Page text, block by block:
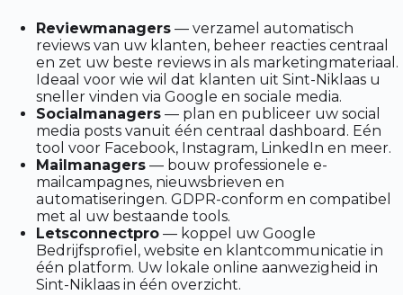
Reviewmanagers — verzamel automatisch
reviews van uw klanten, beheer reacties centraal
en zet uw beste reviews in als marketingmateriaal.
Ideaal voor wie wil dat klanten uit Sint-Niklaas u
sneller vinden via Google en sociale media.
Socialmanagers — plan en publiceer uw social
media posts vanuit één centraal dashboard. Eén
tool voor Facebook, Instagram, LinkedIn en meer.
Mailmanagers — bouw professionele e-
mailcampagnes, nieuwsbrieven en
automatiseringen. GDPR-conform en compatibel
met al uw bestaande tools.
Letsconnectpro — koppel uw Google
Bedrijfsprofiel, website en klantcommunicatie in
één platform. Uw lokale online aanwezigheid in
Sint-Niklaas in één overzicht.